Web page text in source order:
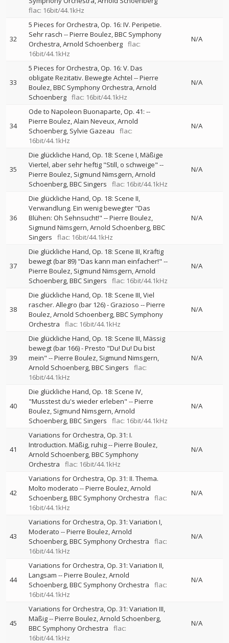
flac: 16bit/44.1kHz
32
5 Pieces for Orchestra, Op. 16: IV. Peripetie.
Sehr rasch --Pierre Boulez BBC Symphony
Orchestra Arnold Schoenberg flac:
16bit/44.1kHz
N/A
33
5 Pieces for Orchestra, Op. 16: V. Das
obligate Rezitativ. Bewegte Achtel --Pierre
Boulez BBC Symphony Orchestra Arnold
Schoenberg flac: 16bit/44.1kHz
N/A
34
Ode to Napoleon Buonaparte, Op. 41: --
Pierre Boulez Alain Neveux Arnold
Schoenberg Sylvie Gazeau
flac:
16bit/44.1kHz
N/A
35
Die glückliche Hand, Op. 18: Scene I, Mäßige
Viertel, aber sehr heftig "Still, o schweige" --
Pierre Boulez Sigmund Nimsgern Arnold
Schoenberg BBC Singers flac: 16bit/44.1kHz
N/A
36
Die glückliche Hand, Op. 18: Scene II,
Verwandlung. Ein wenig bewegter "Das
Blühen: Oh Sehnsucht!" --Pierre Boulez
Sigmund Nimsgern Arnold Schoenberg BBC
Singers
flac: 16bit/44.1kHz
N/A
37
Die glückliche Hand, Op. 18: Scene III, Kräftig
bewegt (bar 89) "Das kann man einfacher!" --
Pierre Boulez Sigmund Nimsgern Arnold
Schoenberg BBC Singers flac: 16bit/44.1kHz
N/A
38
Die glückliche Hand, Op. 18: Scene III, Viel
rascher. Allegro (bar 126) - Grazioso --Pierre
Boulez Arnold Schoenberg BBC Symphony
Orchestra
flac: 16bit/44.1kHz
N/A
39
Die glückliche Hand, Op. 18: Scene III, Mässig
bewegt (bar 166) - Presto "Du! Du! Du bist
mein" --Pierre Boulez Sigmund Nimsgern
Arnold Schoenberg BBC Singers
flac:
16bit/44.1kHz
N/A
40
Die glückliche Hand, Op. 18: Scene IV,
"Musstest du's wieder erleben" --Pierre
Boulez Sigmund Nimsgern Arnold
Schoenberg BBC Singers flac: 16bit/44.1kHz
N/A
41
Variations for Orchestra, Op. 31: I.
Introduction. Mäßig, ruhig--Pierre Boulez
Arnold Schoenberg BBC Symphony
Orchestra
flac: 16bit/44.1kHz
N/A
42
Variations for Orchestra, Op. 31: II. Thema.
Molto moderato --Pierre Boulez Arnold
Schoenberg BBC Symphony Orchestra
flac:
16bit/44.1kHz
N/A
43
Variations for Orchestra, Op. 31: Variation I,
Moderato --Pierre Boulez Arnold
Schoenberg BBC Symphony Orchestra
flac:
16bit/44.1kHz
N/A
44
Variations for Orchestra, Op. 31: Variation II,
Langsam --Pierre Boulez Arnold
Schoenberg BBC Symphony Orchestra
flac:
16bit/44.1kHz
N/A
45
Variations for Orchestra, Op. 31: Variation III,
Mäßig--Pierre Boulez Arnold Schoenberg
BBC Symphony Orchestra
flac:
16bit/44.1kHz
N/A